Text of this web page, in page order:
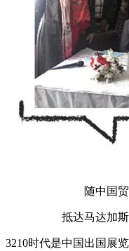
随中国
抵达马达加
3210时代是中国出国展